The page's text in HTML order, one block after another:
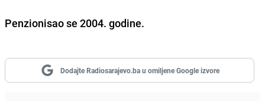
Penzionisao se 2004. godine.
Dodajte Radiosarajevo.ba u omiljene Google izvore